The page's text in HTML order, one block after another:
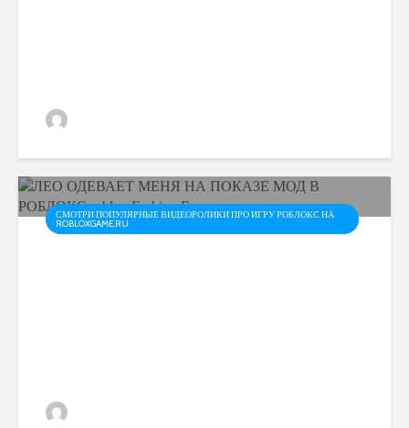
СМОТРИ ПОПУЛЯРНЫЕ ВИДЕОРОЛИКИ ПРО ИГРУ РОБЛОКС НА
ROBLOXGAME.RU